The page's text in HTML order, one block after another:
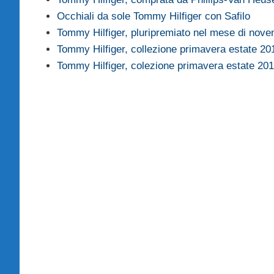
Occhiali da sole Tommy Hilfiger con Safilo
Tommy Hilfiger, pluripremiato nel mese di
Tommy Hilfiger, collezione primavera estate
Tommy Hilfiger, colezione primavera estate